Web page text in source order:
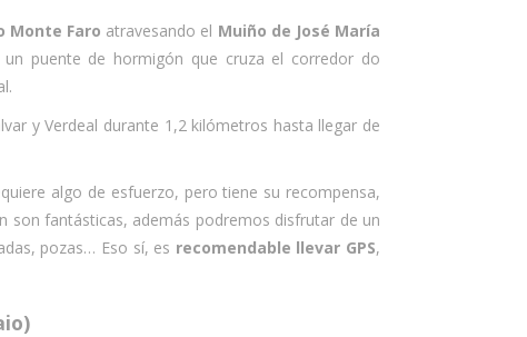
Monte Faro atravesando el Muiño de José María
puente de hormigón que cruza el corredor do
y Verdeal durante 1,2 kilómetros hasta llegar de
algo de esfuerzo, pero tiene su recompensa,
son fantásticas, además podremos disfrutar de un
pozas… Eso sí, es recomendable llevar GPS,